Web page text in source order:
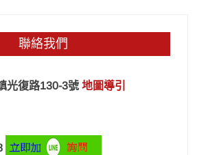
聯絡我們
光復路130-3號地圖導引